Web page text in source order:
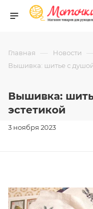
Главная — Новости
Вышивка: шитье с
Вышивка:
эстетикой
3 ноября 2023